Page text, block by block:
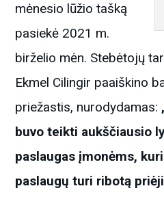
mėnesio lūžio tašką
pasiekė 2021 m.
birželio mėn. Stebėtojų
Ekmel Cilingir paaiškino
priežastis, nurodydamas:
buvo teikti aukščiausio
paslaugas įmonėms,
paslaugų turi ribotą